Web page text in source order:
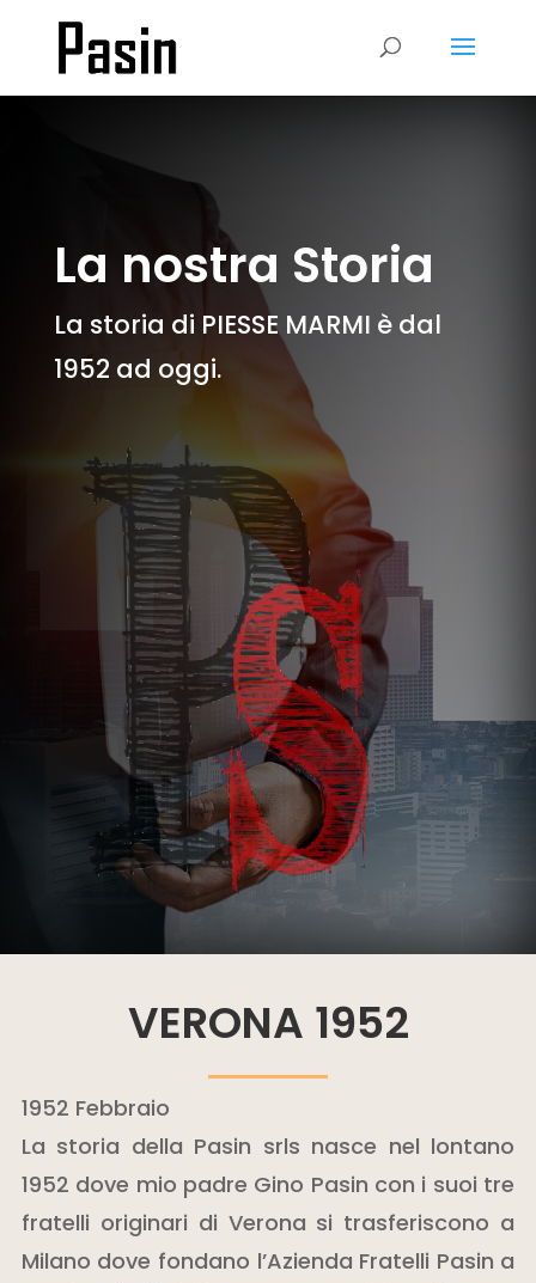
La nostra Storia
La storia di PIESSE MARMI è dal
1952 ad oggi.
VERONA 1952
1952 Febbraio
La storia della Pasin srls nasce nel lontano
1952 dove mio padre Gino Pasin con i suoi tre
fratelli originari di Verona si trasferiscono a
Milano dove fondano l’Azienda Fratelli Pasin a